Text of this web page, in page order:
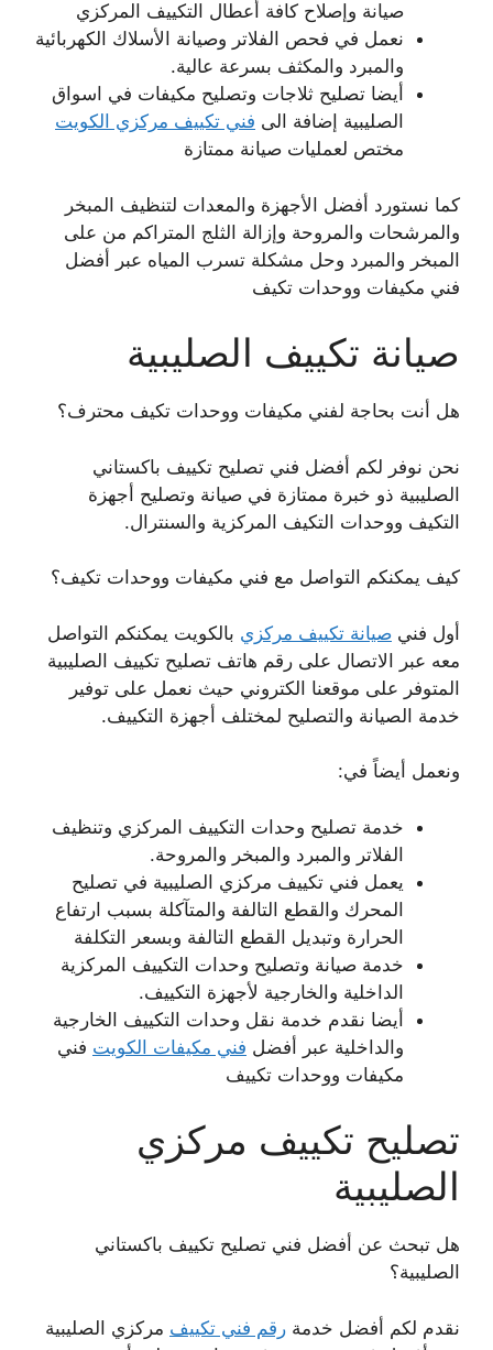
صيانة وإصلاح كافة أعطال التكييف المركزي
نعمل في فحص الفلاتر وصيانة الأسلاك الكهربائية
والمبرد والمكثف بسرعة عالية.
أيضا تصليح ثلاجات وتصليح مكيفات في اسواق
الصليبية إضافة الى فني تكييف مركزي الكويت
مختص لعمليات صيانة ممتازة
كما نستورد أفضل الأجهزة والمعدات لتنظيف المبخر
والمرشحات والمروحة وإزالة الثلج المتراكم من على
المبخر والمبرد وحل مشكلة تسرب المياه عبر أفضل
فني مكيفات ووحدات تكيف
صيانة تكييف الصليبية
هل أنت بحاجة لفني مكيفات ووحدات تكيف محترف؟
نحن نوفر لكم أفضل فني تصليح تكييف باكستاني
الصليبية ذو خبرة ممتازة في صيانة وتصليح أجهزة
التكيف ووحدات التكيف المركزية والسنترال.
كيف يمكنكم التواصل مع فني مكيفات ووحدات تكيف؟
أول فني صيانة تكييف مركزي بالكويت يمكنكم التواصل
معه عبر الاتصال على رقم هاتف تصليح تكييف الصليبية
المتوفر على موقعنا الكتروني حيث نعمل على توفير
خدمة الصيانة والتصليح لمختلف أجهزة التكييف.
ونعمل أيضاً في:
خدمة تصليح وحدات التكييف المركزي وتنظيف
الفلاتر والمبرد والمبخر والمروحة.
يعمل فني تكييف مركزي الصليبية في تصليح
المحرك والقطع التالفة والمتآكلة بسبب ارتفاع
الحرارة وتبديل القطع التالفة وبسعر التكلفة
خدمة صيانة وتصليح وحدات التكييف المركزية
الداخلية والخارجية لأجهزة التكييف.
أيضا نقدم خدمة نقل وحدات التكييف الخارجية
والداخلية عبر أفضل فني مكيفات الكويت فني
مكيفات ووحدات تكييف
تصليح تكييف مركزي
الصليبية
هل تبحث عن أفضل فني تصليح تكييف باكستاني
الصليبية؟
نقدم لكم أفضل خدمة رقم فني تكييف مركزي الصليبية